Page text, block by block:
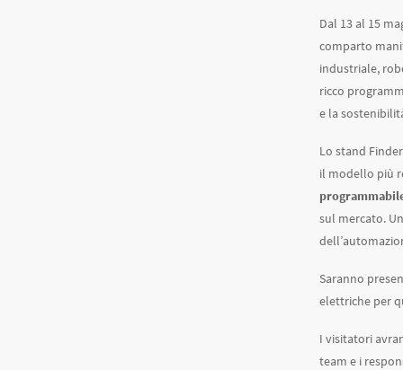
Dal 13 al 15
comparto
industriale,
ricco
e la
Lo stand
il modello più
sul mercato.
Saranno
elettriche per
I visitatori
team e i